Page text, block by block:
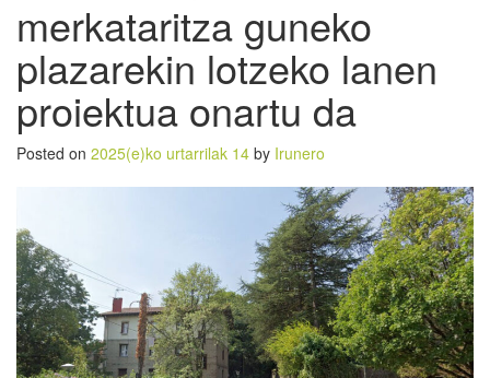
merkataritza guneko
plazarekin lotzeko lanen
proiektua onartu da
Posted on 2025(e)ko urtarrilak 14 by Irunero